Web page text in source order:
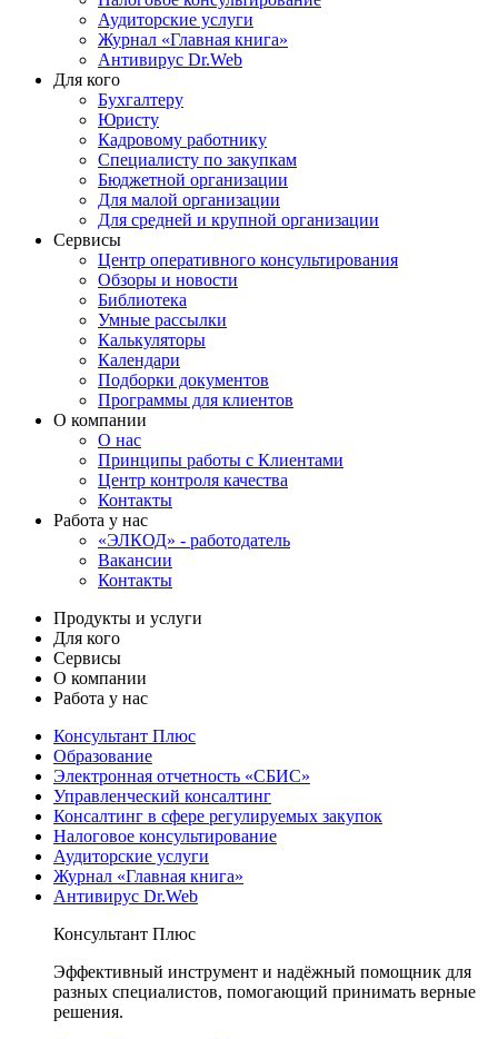
Аудиторские услуги
Журнал «Главная книга»
Антивирус Dr.Web
Для кого
Бухгалтеру
Юристу
Кадровому работнику
Специалисту по закупкам
Бюджетной организации
Для малой организации
Для средней и крупной организации
Сервисы
Центр оперативного консультирования
Обзоры и новости
Библиотека
Умные рассылки
Калькуляторы
Календари
Подборки документов
Программы для клиентов
О компании
О нас
Принципы работы с Клиентами
Центр контроля качества
Контакты
Работа у нас
«ЭЛКОД» - работодатель
Вакансии
Контакты
Продукты и услуги
Для кого
Сервисы
О компании
Работа у нас
Консультант Плюс
Образование
Электронная отчетность «СБИС»
Управленческий консалтинг
Консалтинг в сфере регулируемых закупок
Налоговое консультирование
Аудиторские услуги
Журнал «Главная книга»
Антивирус Dr.Web
Консультант Плюс
Эффективный инструмент и надёжный помощник для
разных специалистов, помогающий принимать верные
решения.